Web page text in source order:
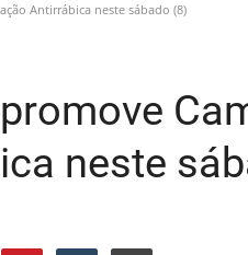
Antirrábica neste sábado (8)
neste